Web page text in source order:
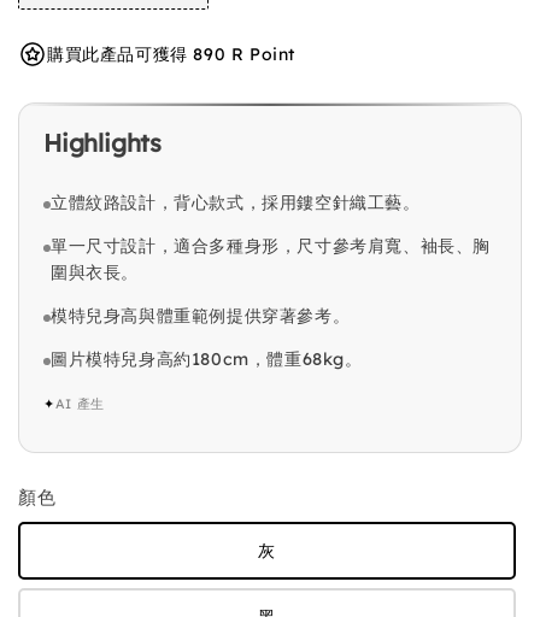
購買此產品可獲得 890 R Point
Highlights
立體紋路設計，背心款式，採用鏤空針織工藝。
單一尺寸設計，適合多種身形，尺寸參考肩寬、袖長、胸
圍與衣長。
模特兒身高與體重範例提供穿著參考。
圖片模特兒身高約180cm，體重68kg。
✦AI 產生
顏色
灰